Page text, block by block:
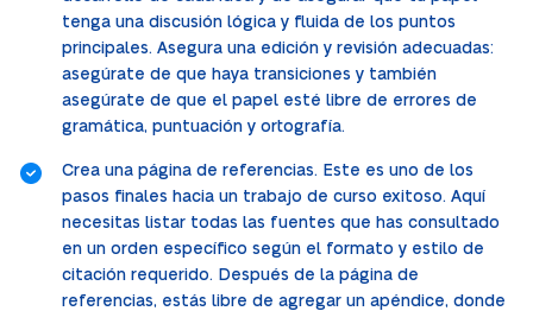
tenga una discusión lógica y fluida de los puntos
principales. Asegura una edición y revisión adecuadas:
asegúrate de que haya transiciones y también
asegúrate de que el papel esté libre de errores de
gramática, puntuación y ortografía.
Crea una página de referencias. Este es uno de los
pasos finales hacia un trabajo de curso exitoso. Aquí
necesitas listar todas las fuentes que has consultado
en un orden específico según el formato y estilo de
citación requerido. Después de la página de
referencias, estás libre de agregar un apéndice, donde